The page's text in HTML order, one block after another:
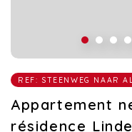
Appartement
résidence